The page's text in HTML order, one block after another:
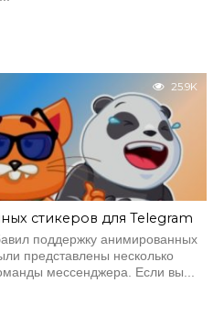
25.9K
стикеров для Telegram
поддержку анимированных
представлены несколько
мессенджера. Если вы...